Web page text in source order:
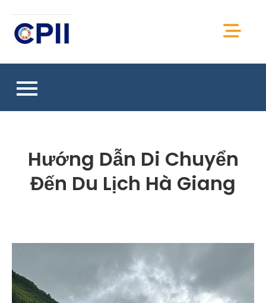
content
Chia sẻ thông tin, kiến thức, tài liệu CPII Việt
Hướng Dẫn Di Chuyển
Đến Du Lịch Hà Giang